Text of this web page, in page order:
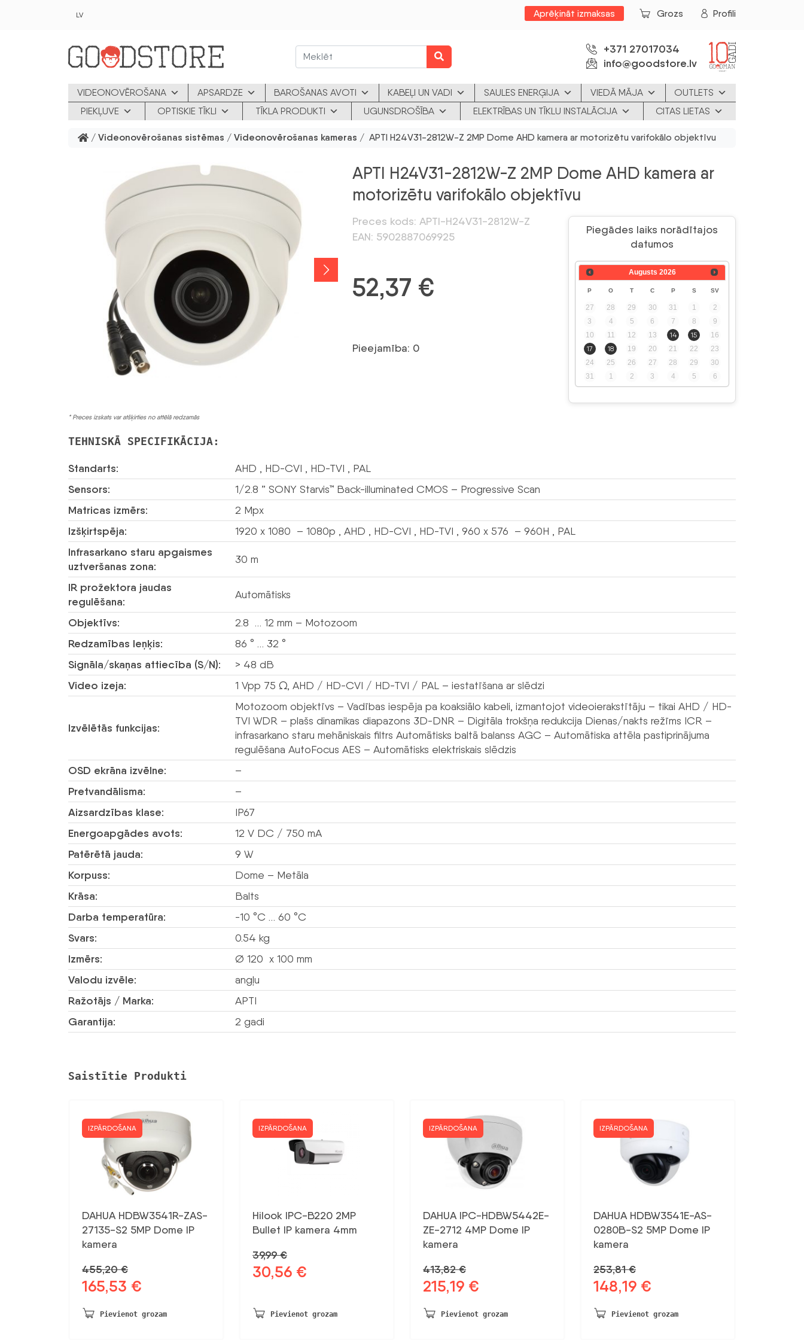
LV Aprēķināt izmaksas Grozs Profili
+371 27017034
info@goodstore.lv
VIDEONOVĒROŠANA APSARDZE BAROŠANAS AVOTI KABEĻI UN VADI SAULES ENERĢIJA VIEDĀ MĀJA
OUTLETS
PIEKĻUVE
OPTISKIE TĪKLI TĪKLA PRODUKTI UGUNSDROŠĪBA ELEKTRĪBAS UN TĪKLU INSTALĀCIJA CITAS LIETAS
/ Videonovērošanas sistēmas / Videonovērošanas kameras / APTI H24V31-2812W-Z 2MP Dome AHD kamera ar motorizētu varifokālo objektīvu
* Preces izskats var atšķirties no attēlā redzamās
APTI H24V31-2812W-Z 2MP Dome AHD kamera ar
motorizētu varifokālo objektīvu
Preces kods: APTI-H24V31-2812W-Z
EAN: 5902887069925
Piegādes laiks norādītajos
datumos
Augusts 2026
P O T C P S SV
27 28 29 30 31 1
2
3
4 5 6 7 8
9
10
11 12 13 14 15
16
17
18 19 20 21 22
23
24
25 26 27 28 29
30
31
1 2 3 4 5 6
52,37 €
Pieejamība: 0
TEHNISKĀ SPECIFIKĀCIJA:
Standarts: AHD , HD-CVI , HD-TVI , PAL
Sensors: 1/2.8 ” SONY Starvis™ Back-illuminated CMOS – Progressive Scan
Matricas izmērs: 2 Mpx
Izšķirtspēja: 1920 x 1080 – 1080p , AHD , HD-CVI , HD-TVI , 960 x 576 – 960H , PAL
Infrasarkano staru apgaismes
uztveršanas zona:
30 m
IR prožektora jaudas
regulēšana:
Automātisks
Objektīvs: 2.8 … 12 mm – Motozoom
Redzamības leņķis: 86 ° … 32 °
Signāla/skaņas attiecība (S/N): > 48 dB
Video izeja: 1 Vpp 75 Ω, AHD / HD-CVI / HD-TVI / PAL – iestatīšana ar slēdzi
Izvēlētās funkcijas:
Motozoom objektīvs – Vadības iespēja pa koaksiālo kabeli, izmantojot videoierakstītāju – tikai AHD / HD-
TVI WDR – plašs dinamikas diapazons 3D-DNR – Digitāla trokšņa redukcija Dienas/nakts režīms ICR –
infrasarkano staru mehāniskais filtrs Automātisks baltā balanss AGC – Automātiska attēla pastiprinājuma
regulēšana AutoFocus AES – Automātisks elektriskais slēdzis
OSD ekrāna izvēlne: –
Pretvandālisma: –
Aizsardzības klase: IP67
Energoapgādes avots: 12 V DC / 750 mA
Patērētā jauda: 9 W
Korpuss: Dome – Metāla
Krāsa: Balts
Darba temperatūra: -10 °C … 60 °C
Svars: 0.54 kg
Izmērs: Ø 120 x 100 mm
Valodu izvēle: angļu
Ražotājs / Marka: APTI
Garantija: 2 gadi
Saistītie Produkti
IZPĀRDOŠANA
DAHUA HDBW3541R-ZAS-
27135-S2 5MP Dome IP
kamera
455,20€
Sākotnējā
bija:
165,53 €
ir:
Pievienot grozam
IZPĀRDOŠANA
Hilook IPC-B220 2MP
Bullet IP kamera 4mm
39,99€
Sākotnējā
39,99 €.
30,56 €
30,56 €.
Pievienot grozam
IZPĀRDOŠANA
DAHUA IPC-HDBW5442E-
ZE-2712 4MP Dome IP
kamera
413,82€
Sākotnējā
bija:
215,19 €
ir:
Pievienot grozam
IZPĀRDOŠANA
DAHUA HDBW3541E-AS-
0280B-S2 5MP Dome IP
kamera
253,81€
Sākotnējā
bija:
148,19 €
ir:
Pievienot grozam